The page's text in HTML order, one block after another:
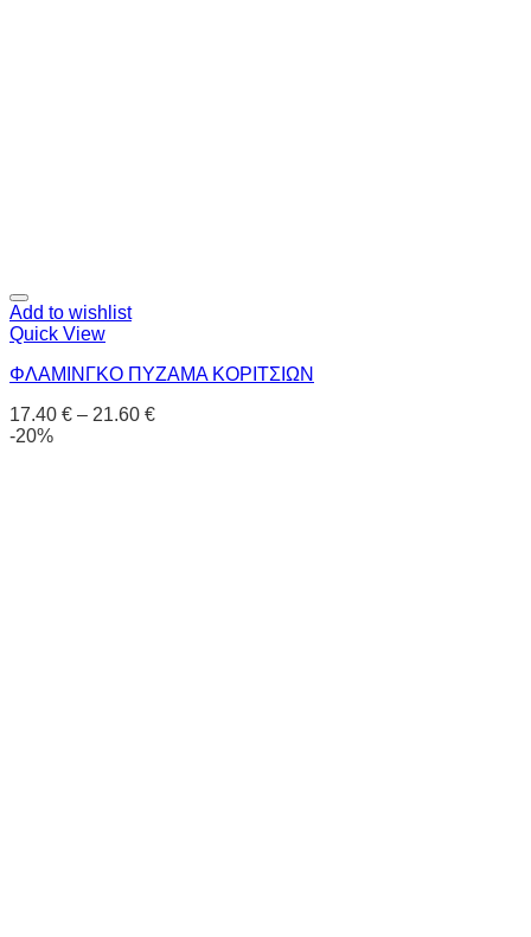
Add to wishlist
Quick View
ΦΛΑΜΙΝΓΚΟ ΠΥΖΑΜΑ ΚΟΡΙΤΣΙΩΝ
17.40 € – 21.60 €
-20%